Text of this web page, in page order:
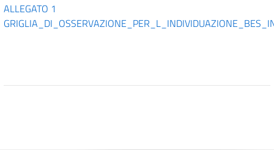
ALLEGATO 1